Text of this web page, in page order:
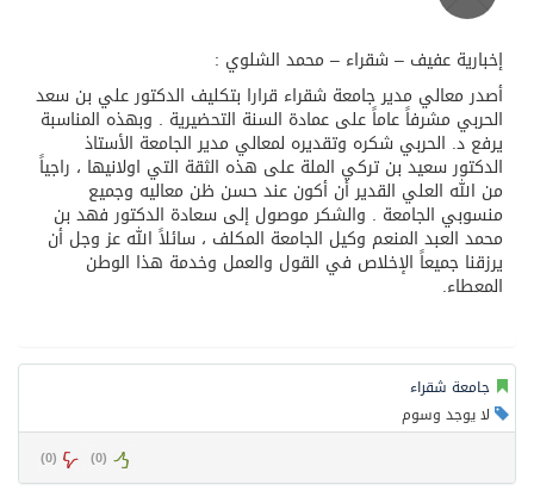
إخبارية عفيف – شقراء – محمد الشلوي :
أصدر معالي مدير جامعة شقراء قرارا بتكليف الدكتور علي بن سعد
الحربي مشرفاً عاماً على عمادة السنة التحضيرية . وبهذه المناسبة
يرفع د. الحربي شكره وتقديره لمعالي مدير الجامعة الأستاذ
الدكتور سعيد بن تركي الملة على هذه الثقة التي اولانيها ، راجياً
من الله العلي القدير أن أكون عند حسن ظن معاليه وجميع
منسوبي الجامعة . والشكر موصول إلى سعادة الدكتور فهد بن
محمد العبد المنعم وكيل الجامعة المكلف ، سائلاً الله عز وجل أن
يرزقنا جميعاً الإخلاص في القول والعمل وخدمة هذا الوطن
المعطاء.
جامعة شقراء
لا يوجد وسوم
(
0
) (
0
)